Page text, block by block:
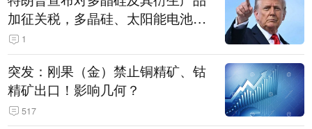
加征关税，多晶硅、太阳能电池等
设置最低进口价格
1
突发：刚果（金）禁止铜精矿、钴
精矿出口！影响几何？
517